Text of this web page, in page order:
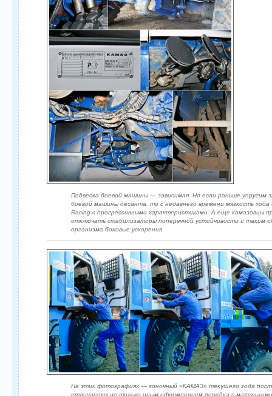
Подвеска боевой машины — зависимая. Но если раньше упругим
боевой машины десанта, то с недавнего времени мягкость
Racing с прогрессивными характеристиками. А еще камазовцы
отключать стабилизаторы поперечной устойчивости и таким
организма боковые ускорения
На этих фотографиях — гоночный «КАМАЗ» текущего года
отличается не только иным оформлением передка с